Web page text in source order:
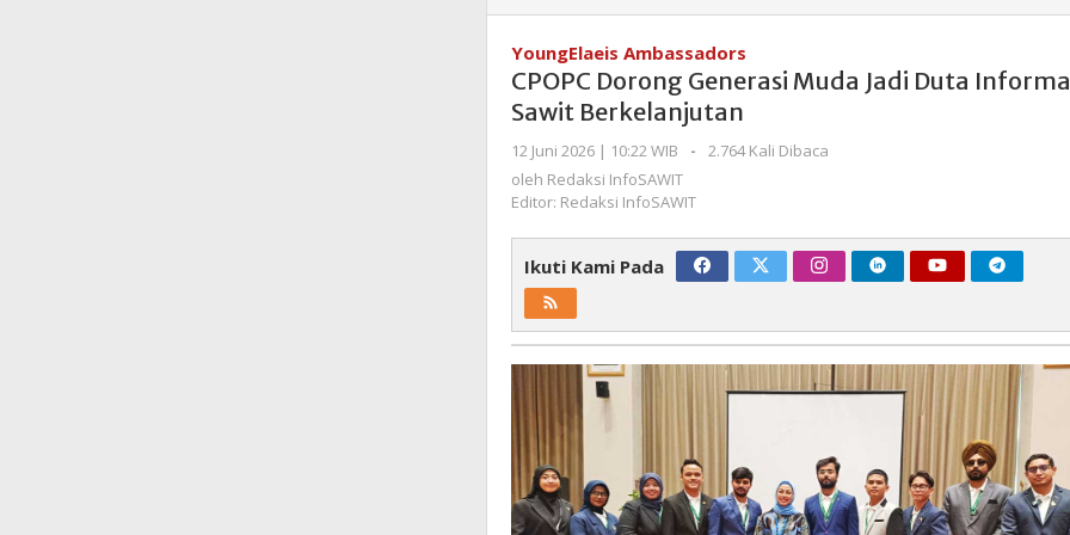
Dorong
Muda
Jadi
Duta
Informasi
YoungElaeis Ambassadors
CPOPC Dorong Generasi Muda Jadi Duta
Sawit Berkelanjutan
12 Juni 2026 | 10:22 WIB
oleh
InfoSAWIT
-
2.764 Kali Dibaca
oleh Redaksi InfoSAWIT
Editor: Redaksi InfoSAWIT
Ikuti Kami Pada